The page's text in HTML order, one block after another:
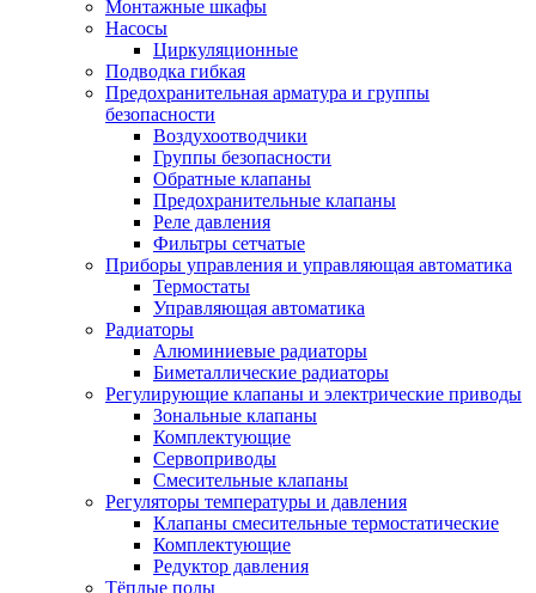
Монтажные шкафы
Насосы
Циркуляционные
Подводка гибкая
Предохранительная арматура и группы
безопасности
Воздухоотводчики
Группы безопасности
Обратные клапаны
Предохранительные клапаны
Реле давления
Фильтры сетчатые
Приборы управления и управляющая автоматика
Термостаты
Управляющая автоматика
Радиаторы
Алюминиевые радиаторы
Биметаллические радиаторы
Регулирующие клапаны и электрические приводы
Зональные клапаны
Комплектующие
Сервоприводы
Смесительные клапаны
Регуляторы температуры и давления
Клапаны смесительные термостатические
Комплектующие
Редуктор давления
Тёплые полы